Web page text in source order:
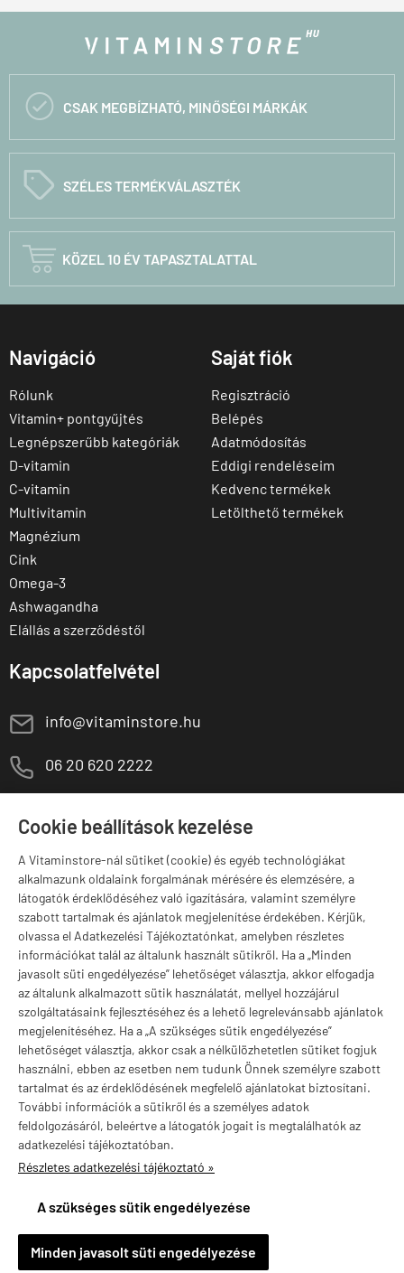
Cookie beállítások kezelése
A Vitaminstore-nál sütiket (cookie) és egyéb technológiákat
alkalmazunk oldalaink forgalmának mérésére és elemzésére, a
látogatók érdeklődéséhez való igazítására, valamint személyre
szabott tartalmak és ajánlatok megjelenítése érdekében. Kérjük,
olvassa el Adatkezelési Tájékoztatónkat, amelyben részletes
információkat talál az általunk használt sütikről. Ha a „Minden
javasolt süti engedélyezése” lehetőséget választja, akkor elfogadja
az általunk alkalmazott sütik használatát, mellyel hozzájárul
szolgáltatásaink fejlesztéséhez és a lehető legrelevánsabb ajánlatok
megjelenítéséhez. Ha a „A szükséges sütik engedélyezése”
lehetőséget választja, akkor csak a nélkülözhetetlen sütiket fogjuk
használni, ebben az esetben nem tudunk Önnek személyre szabott
tartalmat és az érdeklődésének megfelelő ajánlatokat biztosítani.
További információk a sütikről és a személyes adatok
feldolgozásáról, beleértve a látogatók jogait is megtalálhatók az
adatkezelési tájékoztatóban.
Részletes adatkezelési tájékoztató »
A szükséges sütik engedélyezése
Minden javasolt süti engedélyezése
 CSAK MEGBÍZHATÓ, MINŐSÉGI MÁRKÁK
C SZÉLES TERMÉKVÁLASZTÉK
 KÖZEL 10 ÉV TAPASZTALATTAL
Navigáció
Rólunk
Vitamin+ pontgyűjtés
Legnépszerűbb kategóriák
D-vitamin
C-vitamin
Multivitamin
Magnézium
Cink
Omega-3
Ashwagandha
Elállás a szerződéstől
Saját fiók
Regisztráció
Belépés
Adatmódosítás
Eddigi rendeléseim
Kedvenc termékek
Letölthető termékek
Kapcsolatfelvétel
E info@vitaminstore.hu
M 06 20 620 2222
Szugló u. 83-85.
Márkák
Valuta választás
vitaminstore.hu -Vitaminstore / Gymstore Hungary
Ajánlott termék
Természetes K2 50 mcg, Swanson Natural Vitamin K2
Menaquinone-7, 30 gélkapszu...
Részletek »